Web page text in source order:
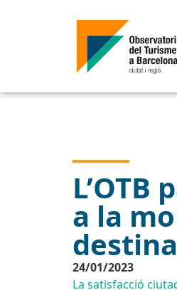
a la
24/01/2023
La satisfacció